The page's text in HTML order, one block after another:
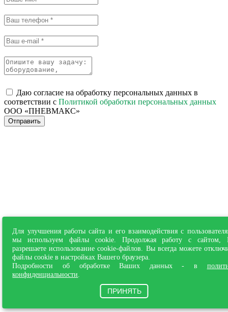
Для улучшения работы сайта и его взаимодействия с
мы используем файлы cookie. Продолжая работу с сайтом,
разрешаете использование cookie-файлов. Вы всегда можете
файлы cookie в настройках Вашего браузера.
Подробности об обработке Ваших данных - в
конфиденциальности
ПРИНЯТЬ
Даю согласие на обработку персональных данных в
соответствии с Политикой обработки персональных данных
ООО «ПНЕВМАКС»
Отправить